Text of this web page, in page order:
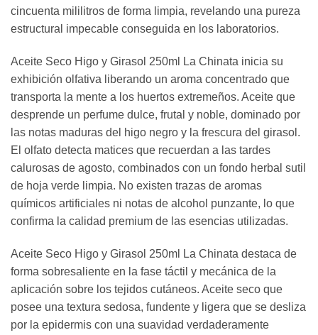
cincuenta mililitros de forma limpia, revelando una pureza
estructural impecable conseguida en los laboratorios.
Aceite Seco Higo y Girasol 250ml La Chinata inicia su
exhibición olfativa liberando un aroma concentrado que
transporta la mente a los huertos extremeños. Aceite que
desprende un perfume dulce, frutal y noble, dominado por
las notas maduras del higo negro y la frescura del girasol.
El olfato detecta matices que recuerdan a las tardes
calurosas de agosto, combinados con un fondo herbal sutil
de hoja verde limpia. No existen trazas de aromas
químicos artificiales ni notas de alcohol punzante, lo que
confirma la calidad premium de las esencias utilizadas.
Aceite Seco Higo y Girasol 250ml La Chinata destaca de
forma sobresaliente en la fase táctil y mecánica de la
aplicación sobre los tejidos cutáneos. Aceite seco que
posee una textura sedosa, fundente y ligera que se desliza
por la epidermis con una suavidad verdaderamente